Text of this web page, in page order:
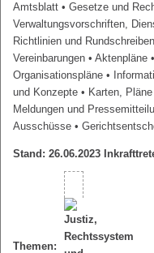
Amtsblatt • Gesetze und
Verwaltungsvorschriften,
Richtlinien und Rundschreiben
Vereinbarungen • Aktenpläne
Organisationspläne •
und Konzepte • Karten,
Meldungen und
Ausschüsse •
Stand: 26.06.2023
Themen: